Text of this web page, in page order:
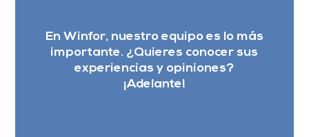
En Winfor, nuestro equipo es lo más
importante. ¿Quieres conocer sus
experiencias y opiniones?
¡Adelante!